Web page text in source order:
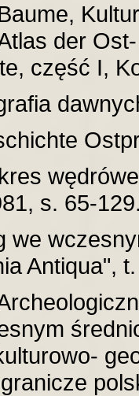
der
część I,
s. 65-
we
Antiqua",